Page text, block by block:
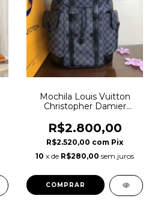
Mochila Louis Vuitton
Christopher Damier
R$2.800,00
R$2.520,00 com Pix
10 x de R$280,00 sem juros